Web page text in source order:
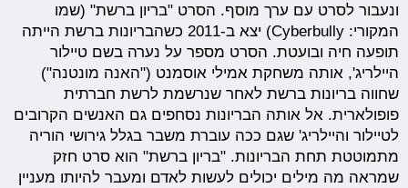
ונעבור לסרט עם ערך מוסף. הסרט "בריון ברשת" (שמו
המקורי: Cyberbully) יצא ב-2011 כשהבריונות ברשת הייתה
תופעה חיה ובועטת. הסרט מספר על נערה בשם טיילור
היילריג', אותה משחקת אמילי אוסמנט ("האנה מונטנה")
שחווה בריונות ברשת לאחר שנרשמת לרשת חברתית
פופולארית. אל אותה הבריונות נסחפים גם האנשים הקרובים
לטיילור והיילריג' שגם ככה עוברת משבר בגלל גירושי הוריה
מתמוטטת תחת הבריונות. "בריון ברשת" הוא סרט חזק
שמראה מה מילים יכולים לעשות לאדם ומעבר להיותו מעניין